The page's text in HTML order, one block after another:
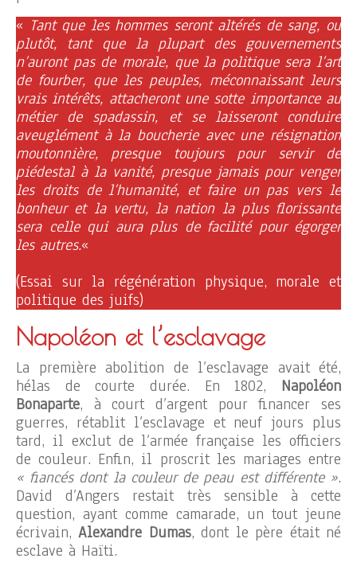
« Tant que les hommes seront altérés de sang, ou
plutôt, tant que la plupart des gouvernements
n’auront pas de morale, que la politique sera l’art
de fourber, que les peuples, méconnaissant leurs
vrais intérêts, attacheront une sotte importance au
métier de spadassin, et se laisseront conduire
aveuglément à la boucherie avec une résignation
moutonnière, presque toujours pour servir de
piédestal à la vanité, presque jamais pour venger
les droits de l’humanité, et faire un pas vers le
bonheur et la vertu, la nation la plus florissante
sera celle qui aura plus de facilité pour égorger
les autres.«
(Essai sur la régénération physique, morale et
politique des juifs)
Napoléon et l’esclavage
La première abolition de l’esclavage avait été,
hélas de courte durée. En 1802, Napoléon
Bonaparte, à court d’argent pour financer ses
guerres, rétablit l’esclavage et neuf jours plus
tard, il exclut de l’armée française les officiers
de couleur. Enfin, il proscrit les mariages entre
« fiancés dont la couleur de peau est différente ».
David d’Angers restait très sensible à cette
question, ayant comme camarade, un tout jeune
écrivain,Alexandre Dumas, dont le père était né
esclave à Haïti.